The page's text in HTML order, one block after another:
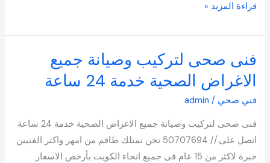
قراءة المزيد »
فنى صحى لتركيب وصيانة جميع
الاغراض الصحية خدمة 24 ساعة
فني صحي /
admin
فنى صحى لتركيب وصيانة جميع الاغراض الصحية خدمة 24 ساعة
اتصل على // 50707694 نحن نمتلك طاقم من امهر واكثر الفنيين
خبرة لاكثر من 15 عام فى جميع انحاء الكويت بأرخص الاسعار
فنى
صحى
لتركيب
وصيانة
جميع
الاغراض
الصحية